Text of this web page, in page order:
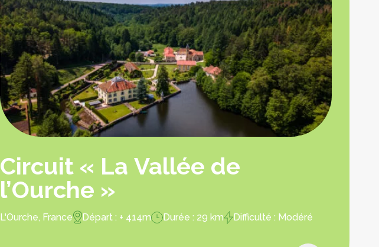
Circuit « La Vallée de
l’Ourche »
L'Ourche, France Départ : + 414m Durée : 29 km Difficulté : Modéré